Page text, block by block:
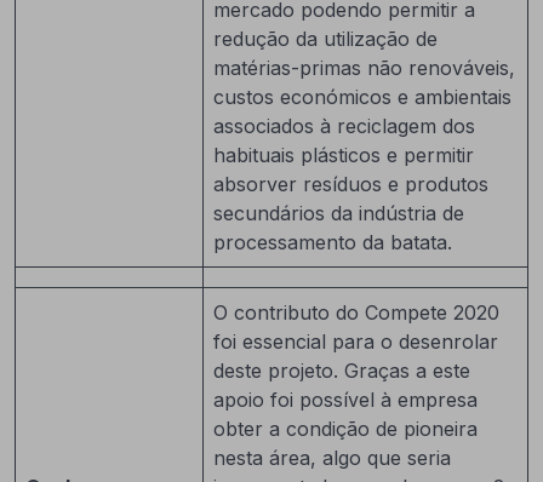
mercado podendo permitir a
redução da utilização de
matérias-primas não renováveis,
custos económicos e ambientais
associados à reciclagem dos
habituais plásticos e permitir
absorver resíduos e produtos
secundários da indústria de
processamento da batata.
O contributo do Compete 2020
foi essencial para o desenrolar
deste projeto. Graças a este
apoio foi possível à empresa
obter a condição de pioneira
nesta área, algo que seria